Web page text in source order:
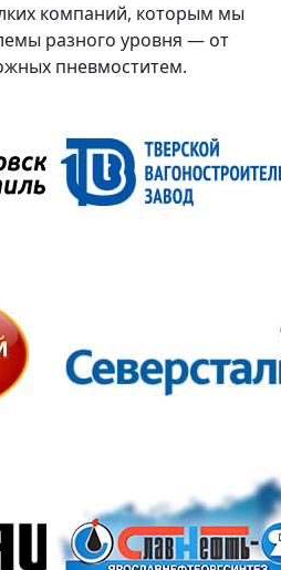
компаний, которым мы
разного уровня — от
пневмоститем.